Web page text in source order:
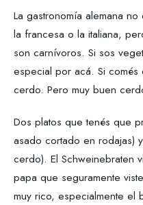
La gastronomía alemana
la francesa o la italiana,
son carnívoros. Si sos
especial por acá. Si comés
cerdo. Pero muy buen
Dos platos que tenés que
asado cortado en rodajas) y
cerdo). El Schweinebraten
papa que seguramente
muy rico, especialmente